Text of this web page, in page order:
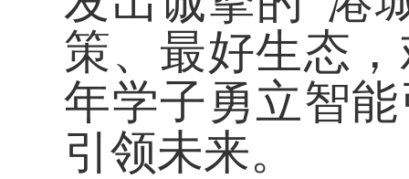
策、最好生态
年学子勇立智
引领未来。